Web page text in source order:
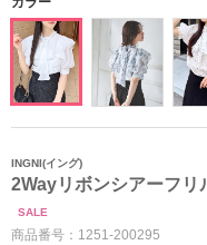
INGNI(イング)
2Wayリボンシアーフリ
SALE
商品番号： 1251-200295